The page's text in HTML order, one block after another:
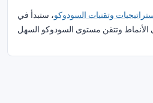
وتقنيات السودوكو، ستبدأ في